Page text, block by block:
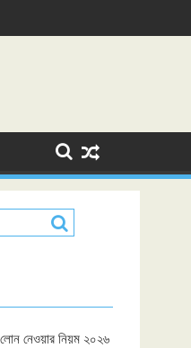
নেওয়ার নিয়ম ২০২৬